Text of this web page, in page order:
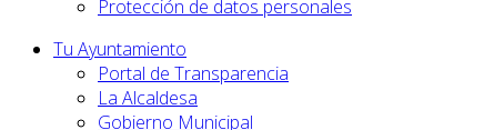
Protección de datos personales
Tu Ayuntamiento
Portal de Transparencia
La Alcaldesa
Gobierno Municipal